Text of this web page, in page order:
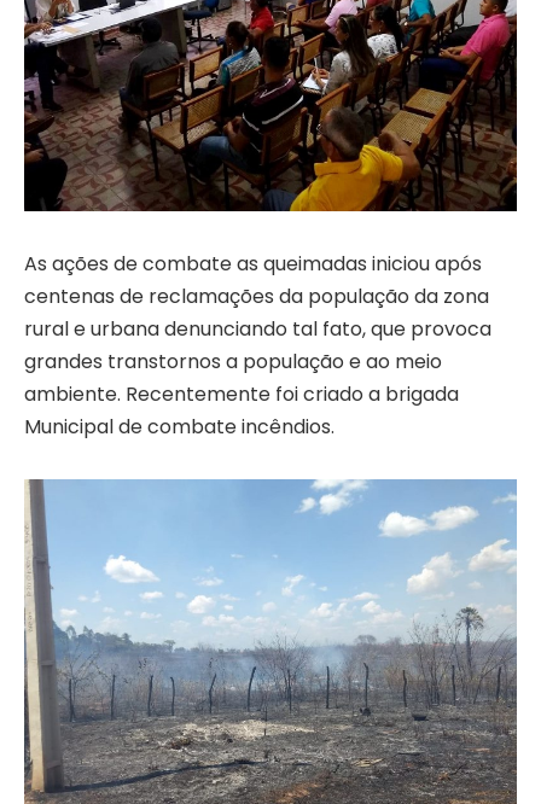
As ações de combate as queimadas iniciou após
centenas de reclamações da população da zona
rural e urbana denunciando tal fato, que provoca
grandes transtornos a população e ao meio
ambiente. Recentemente foi criado a brigada
Municipal de combate incêndios.